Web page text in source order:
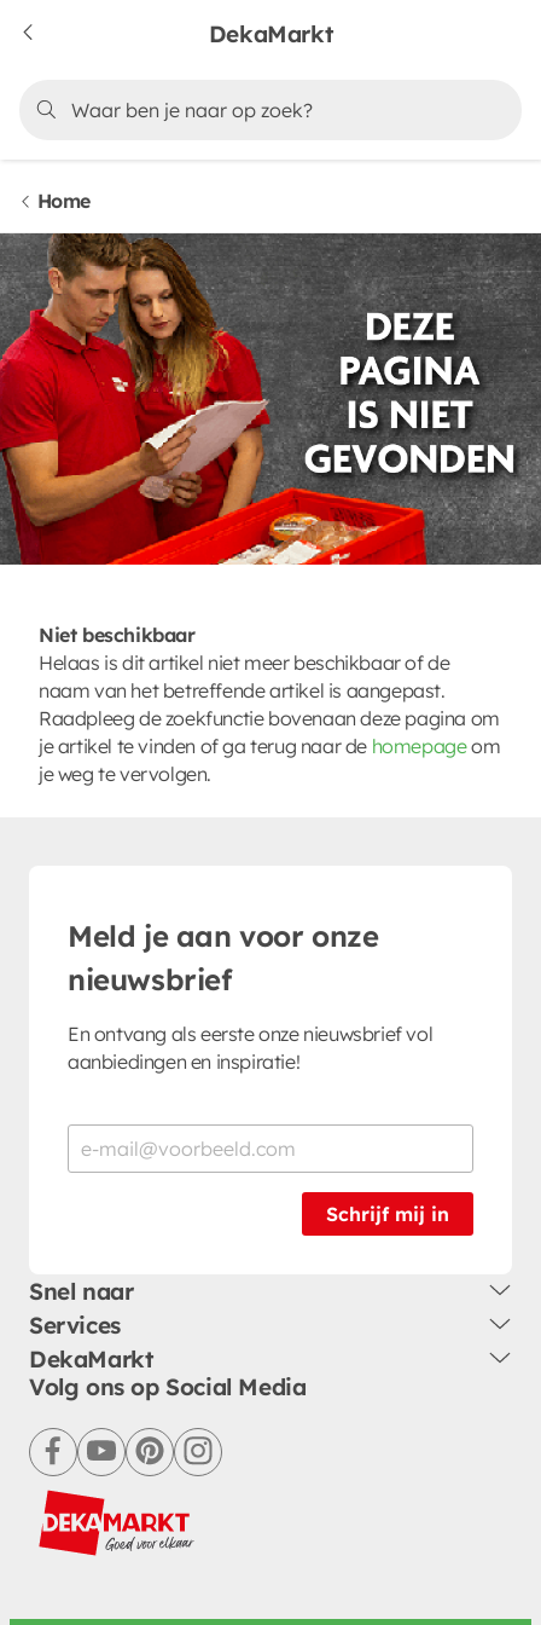
DekaMarkt
Home
Niet beschikbaar
Helaas is dit artikel niet meer beschikbaar of de
naam van het betreffende artikel is aangepast.
Raadpleeg de zoekfunctie bovenaan deze pagina om
je artikel te vinden of ga terug naar de homepageom
je weg te vervolgen.
Meld je aan voor onze
nieuwsbrief
En ontvang als eerste onze nieuwsbrief vol
aanbiedingen en inspiratie!
Schrijf mij in
Snel naar
Services
DekaMarkt
Volg ons op Social Media
facebookyoutubepinterestinstagram